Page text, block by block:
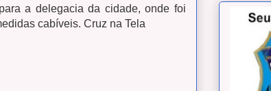
a delegacia da cidade, onde foi
cabíveis. Cruz na Tela